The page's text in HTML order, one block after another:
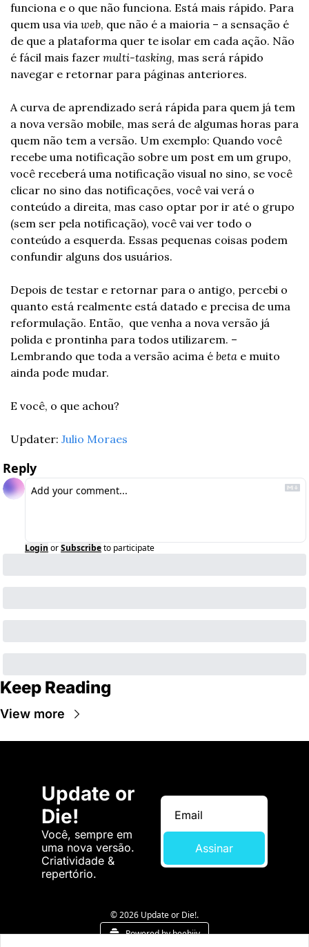
funciona e o que não funciona. Está mais rápido. Para
quem usa via web, que não é a maioria – a sensação é
de que a plataforma quer te isolar em cada ação. Não
é fácil mais fazer multi-tasking, mas será rápido
navegar e retornar para páginas anteriores.
A curva de aprendizado será rápida para quem já tem
a nova versão mobile, mas será de algumas horas para
quem não tem a versão. Um exemplo: Quando você
recebe uma notificação sobre um post em um grupo,
você receberá uma notificação visual no sino, se você
clicar no sino das notificações, você vai verá o
conteúdo a direita, mas caso optar por ir até o grupo
(sem ser pela notificação), você vai ver todo o
conteúdo a esquerda. Essas pequenas coisas podem
confundir alguns dos usuários.
Depois de testar e retornar para o antigo, percebi o
quanto está realmente está datado e precisa de uma
reformulação. Então,  que venha a nova versão já
polida e prontinha para todos utilizarem. –
Lembrando que toda a versão acima é beta e muito
ainda pode mudar.
E você, o que achou?
Updater: Julio Moraes
Reply
Login orSubscribeto participate
Keep Reading
View more
Update or
Die!
Você, sempre em
uma nova versão.
Criatividade &
repertório.
Assinar
© 2026 Update or Die!.
Powered by beehiiv